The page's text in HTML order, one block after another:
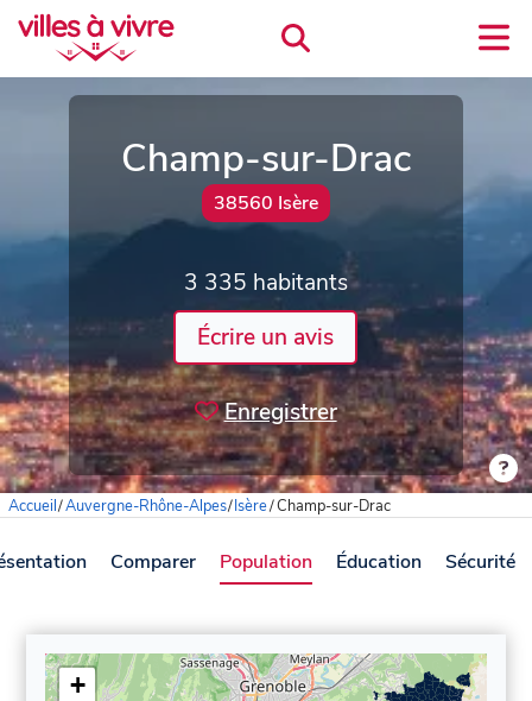
Champ-sur-Drac
38560 Isère
3 335 habitants
Écrire un avis
Enregistrer
Accueil/Auvergne-Rhône-Alpes/Isère/Champ-sur-Drac
Comparer Population Éducation Sécurité
+